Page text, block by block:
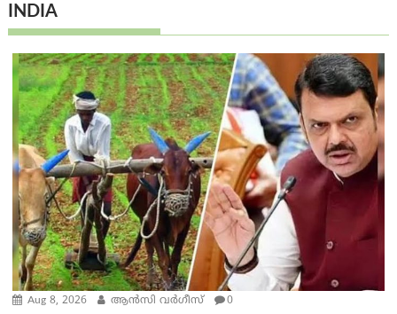
INDIA
Aug 8, 2026 ആന്‍സി വര്‍ഗീസ് 0